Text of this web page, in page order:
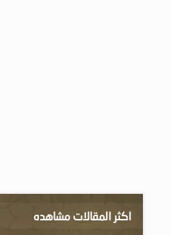
اكثر المقالات مشاهده